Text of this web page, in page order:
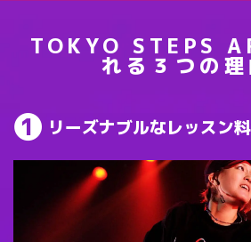
TOKYO STEPS
れる３つの理
リーズナブルなレッスン